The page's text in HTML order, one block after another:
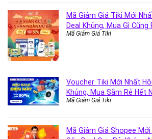
Mã Giảm Giá Tiki Mới
Deal Khủng, Mua Gì Cũng
Mã Giảm Giá Tiki
Voucher Tiki Mới Nhất
Khủng, Mua Sắm Rẻ Hết
Mã Giảm Giá Tiki
Mã Giảm Giá Shopee